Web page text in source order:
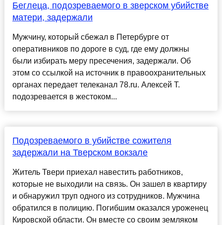
Беглеца, подозреваемого в зверском убийстве
матери, задержали
Мужчину, который сбежал в Петербурге от
оперативников по дороге в суд, где ему должны
были избирать меру пресечения, задержали. Об
этом со ссылкой на источник в правоохранительных
органах передает телеканал 78.ru. Алексей Т.
подозревается в жестоком...
Подозреваемого в убийстве сожителя
задержали на Тверском вокзале
Житель Твери приехал навестить работников,
которые не выходили на связь. Он зашел в квартиру
и обнаружил труп одного из сотрудников. Мужчина
обратился в полицию. Погибшим оказался уроженец
Кировской области. Он вместе со своим земляком